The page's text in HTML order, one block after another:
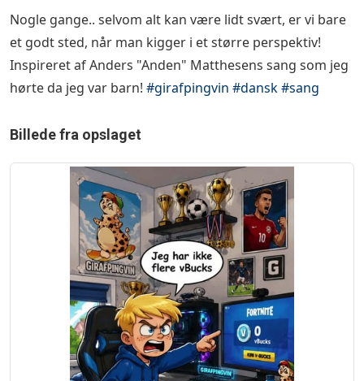
Nogle gange.. selvom alt kan være lidt svært, er vi bare
et godt sted, når man kigger i et større perspektiv! 💛
Inspireret af Anders "Anden" Matthesens sang som jeg
hørte da jeg var barn! #girafpingvin #dansk#sang
Billede fra opslaget